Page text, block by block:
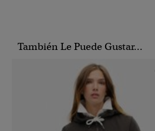
También Le Puede Gustar...